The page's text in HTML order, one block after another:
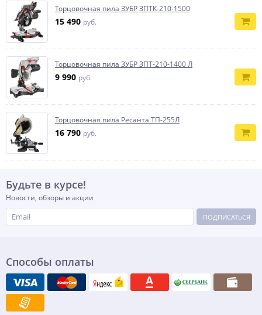
Торцовочная пила ЗУБР ЗПТК-210-1500
15 490 руб.
Торцовочная пила ЗУБР ЗПТ-210-1400 Л
9 990 руб.
Торцовочная пила Ресанта ТП-255Л
16 790 руб.
Будьте в курсе!
Новости, обзоры и акции
ПОДПИСАТЬСЯ
Способы оплаты